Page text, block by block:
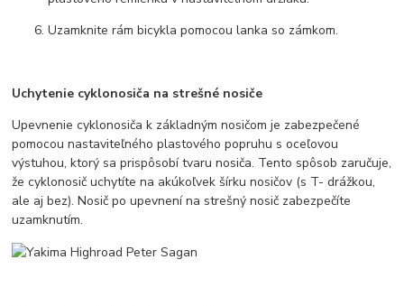
Uzamknite rám bicykla pomocou lanka so zámkom.
Uchytenie cyklonosiča na strešné nosiče
Upevnenie cyklonosiča k základným nosičom je zabezpečené
pomocou nastaviteľného plastového popruhu s oceľovou
výstuhou, ktorý sa prispôsobí tvaru nosiča. Tento spôsob zaručuje,
že cyklonosič uchytíte na akúkoľvek šírku nosičov (s T- drážkou,
ale aj bez). Nosič po upevnení na strešný nosič zabezpečíte
uzamknutím.